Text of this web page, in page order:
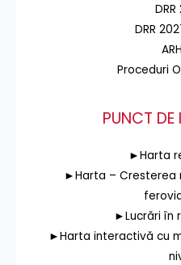
DRR
Proceduri
PUNCT DE
►Harta
►Harta – Cresterea
►Lucrări în
►Harta interactivă cu